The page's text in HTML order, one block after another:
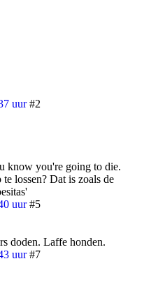
uur #2
know you're going to die.
lossen? Dat is zoals de
uur #5
doden. Laffe honden.
uur #7